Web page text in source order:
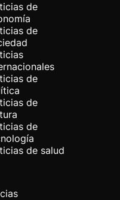
de
de
de
de
de
de salud